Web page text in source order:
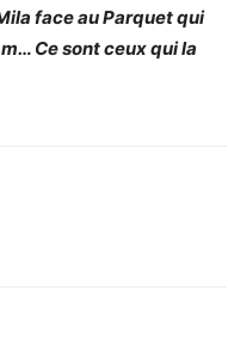
face au Parquet qui
Ce sont ceux qui la